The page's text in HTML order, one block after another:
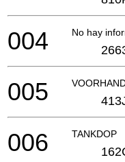
No hay
004
005
TANKDOP
006